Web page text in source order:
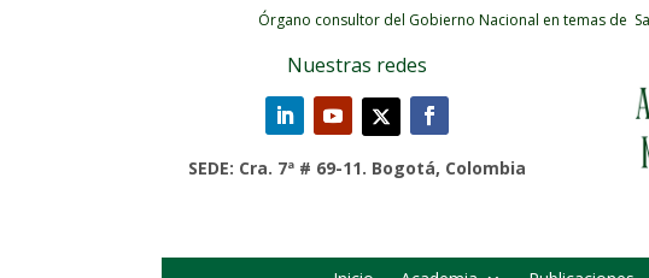
Órgano consultor del Gobierno Nacional en temas de
Nuestras redes
SEDE: Cra. 7ª # 69-11. Bogotá, Colombia